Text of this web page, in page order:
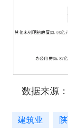
数据来源
建筑业